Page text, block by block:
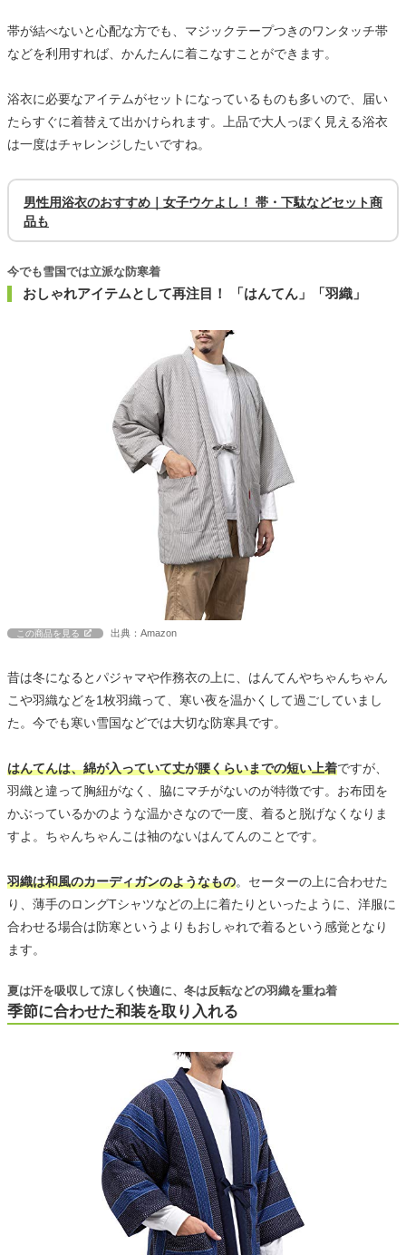
帯が結べないと心配な方でも、マジックテープつきのワンタッチ帯
などを利用すれば、かんたんに着こなすことができます。
浴衣に必要なアイテムがセットになっているものも多いので、届い
たらすぐに着替えて出かけられます。上品で大人っぽく見える浴衣
は一度はチャレンジしたいですね。
男性用浴衣のおすすめ｜女子ウケよし！ 帯・下駄などセット商
品も
おしゃれアイテムとして再注目！ 「はんてん」「羽織」
今でも雪国では立派な防寒着
この商品を見る 出典：Amazon
昔は冬になるとパジャマや作務衣の上に、はんてんやちゃんちゃん
こや羽織などを1枚羽織って、寒い夜を温かくして過ごしていまし
た。今でも寒い雪国などでは大切な防寒具です。
はんてんは、綿が入っていて丈が腰くらいまでの短い上着ですが、
羽織と違って胸紐がなく、脇にマチがないのが特徴です。お布団を
かぶっているかのような温かさなので一度、着ると脱げなくなりま
すよ。ちゃんちゃんこは袖のないはんてんのことです。
羽織は和風のカーディガンのようなもの。セーターの上に合わせた
り、薄手のロングTシャツなどの上に着たりといったように、洋服に
合わせる場合は防寒というよりもおしゃれで着るという感覚となり
ます。
季節に合わせた和装を取り入れる
夏は汗を吸収して涼しく快適に、冬は反転などの羽織を重ね着